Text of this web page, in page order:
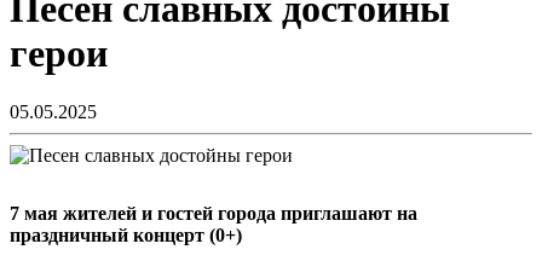
герои
05.05.2025
7 мая жителей и гостей города приглашают на
праздничный концерт (0+)